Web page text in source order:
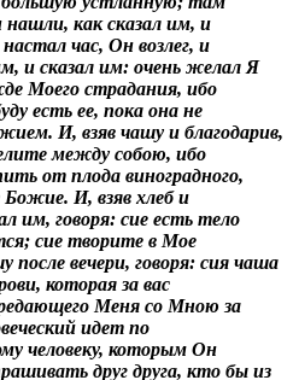
как сказал им, и
час, Он возлег, и
и сказал им: очень желал Я
Моего страдания, ибо
есть ее, пока она не
И, взяв чашу и благодарив,
между собою, ибо
от плода виноградного,
И, взяв хлеб и
им, говоря: сие есть тело
сие творите в Мое
вечери, говоря: сия чаша
которая за вас
Меня со Мною за
идет по
человеку, которым Он
друг друга, кто бы из